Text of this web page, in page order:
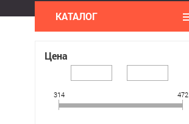
КАТАЛОГ
Цена
314 472